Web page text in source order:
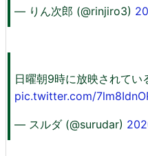
— りん次郎 (@rinjiro3)
日曜朝9時に放映されてい
pic.twitter.com/
— スルダ (@surudar)